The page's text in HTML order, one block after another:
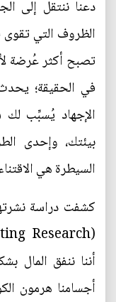
دعنا ننتقل إلى
الظروف التي
تصبح أكثر عُرضة
في الحقيقة؛
الإجهاد يُسبِّب
بيئتك، وإحدى
السيطرة هي
كشفت دراسة
أننا ننفق المال
أجسامنا هرمون